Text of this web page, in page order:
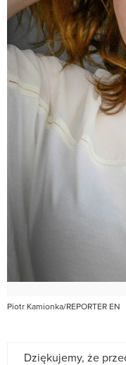
Piotr Kamionka/REPORTER EN
Dziękujemy, że